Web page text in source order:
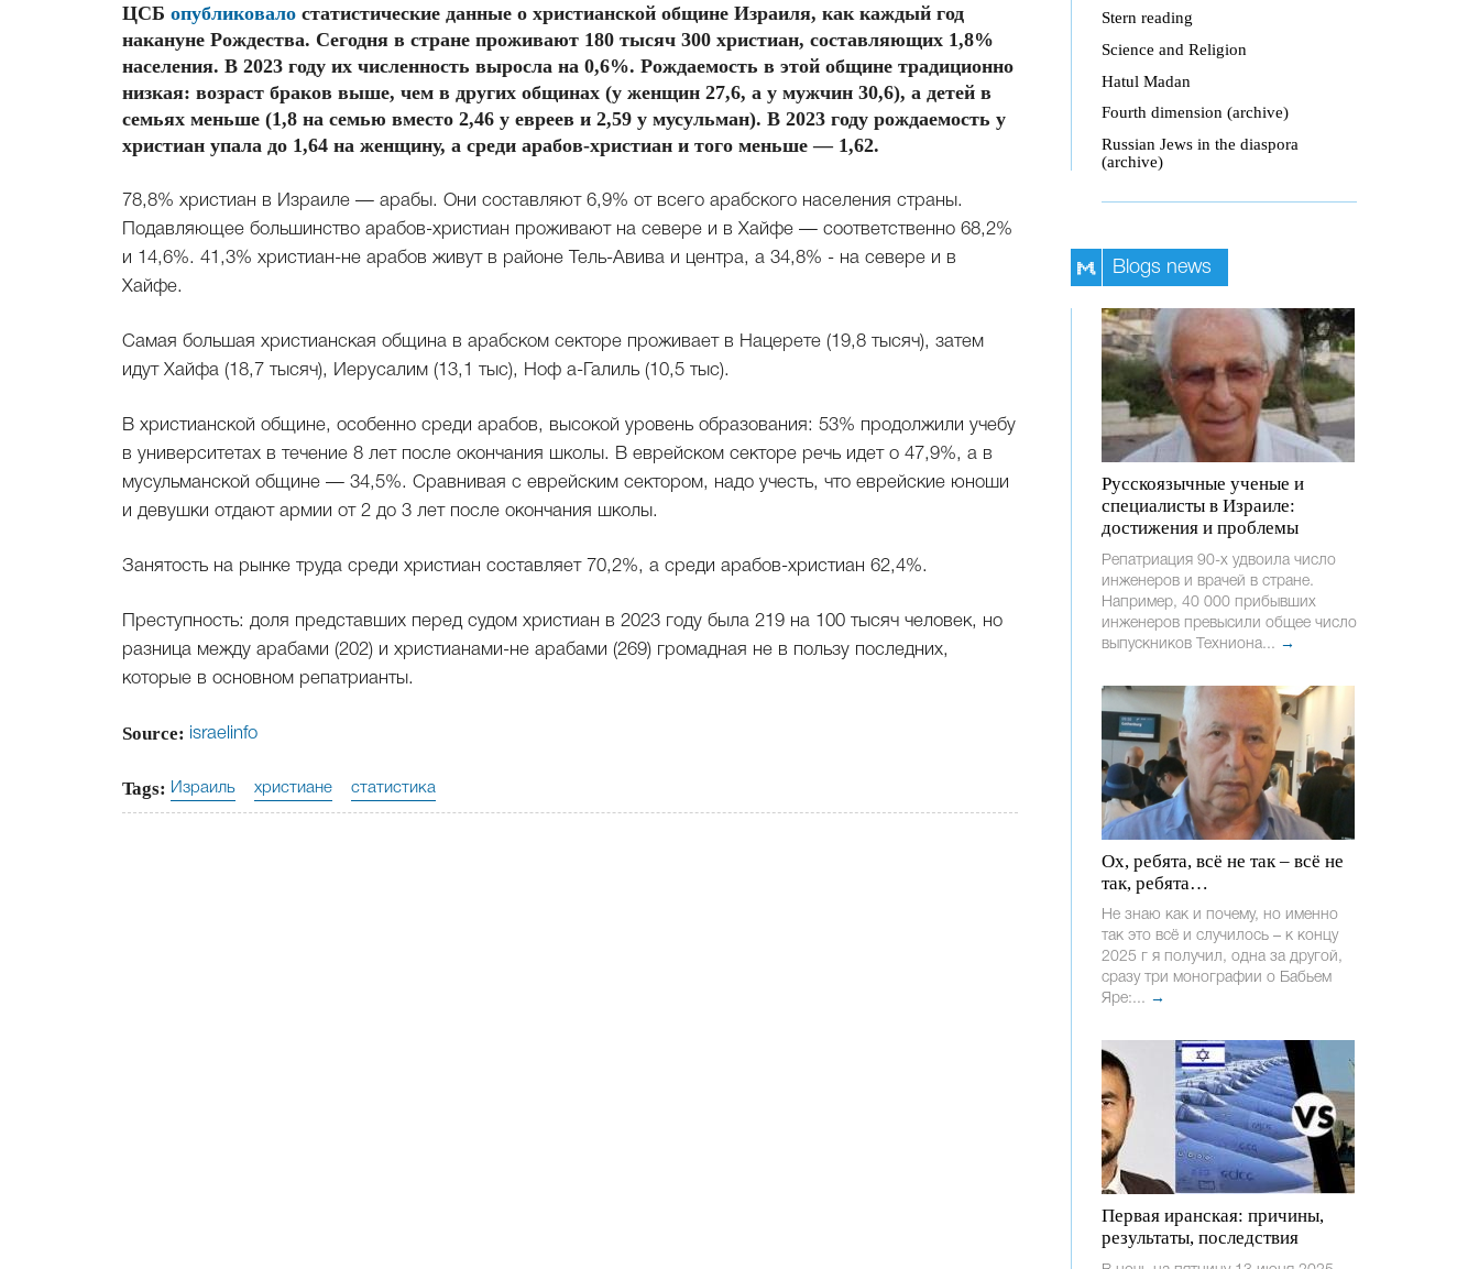
ЦСБ опубликовало статистические данные о христианской общине Израиля, как каждый год
накануне Рождества. Сегодня в стране проживают 180 тысяч 300 христиан, составляющих 1,8%
населения. В 2023 году их численность выросла на 0,6%. Рождаемость в этой общине традиционно
низкая: возраст браков выше, чем в других общинах (у женщин 27,6, а у мужчин 30,6), а детей в
семьях меньше (1,8 на семью вместо 2,46 у евреев и 2,59 у мусульман). В 2023 году рождаемость у
христиан упала до 1,64 на женщину, а среди арабов-христиан и того меньше — 1,62.
78,8% христиан в Израиле — арабы. Они составляют 6,9% от всего арабского населения страны.
Подавляющее большинство арабов-христиан проживают на севере и в Хайфе — соответственно 68,2%
и 14,6%. 41,3% христиан-не арабов живут в районе Тель-Авива и центра, а 34,8% - на севере и в
Хайфе.
Самая большая христианская община в арабском секторе проживает в Нацерете (19,8 тысяч), затем
идут Хайфа (18,7 тысяч), Иерусалим (13,1 тыс), Ноф а-Галиль (10,5 тыс).
В христианской общине, особенно среди арабов, высокой уровень образования: 53% продолжили учебу
в университетах в течение 8 лет после окончания школы. В еврейском секторе речь идет о 47,9%, а в
мусульманской общине — 34,5%. Сравнивая с еврейским сектором, надо учесть, что еврейские юноши
и девушки отдают армии от 2 до 3 лет после окончания школы.
Занятость на рынке труда среди христиан составляет 70,2%, а среди арабов-христиан 62,4%.
Преступность: доля представших перед судом христиан в 2023 году была 219 на 100 тысяч человек, но
разница между арабами (202) и христианами-не арабами (269) громадная не в пользу последних,
которые в основном репатрианты.
Source: israelinfo
Tags: Израиль христиане статистика
Stern reading
Science and Religion
Hatul Madan
Fourth dimension (archive)
Russian Jews in the diaspora
(archive)
Blogs news
Русскоязычные ученые и
специалисты в Израиле:
достижения и проблемы
Репатриация 90-х удвоила число
инженеров и врачей в стране.
Например, 40 000 прибывших
инженеров превысили общее число
выпускников Техниона... →
Ох, ребята, всё не так – всё не
так, ребята…
Не знаю как и почему, но именно
так это всё и случилось – к концу
2025 г я получил, одна за другой,
сразу три монографии о Бабьем
Яре:... →
Первая иранская: причины,
результаты, последствия